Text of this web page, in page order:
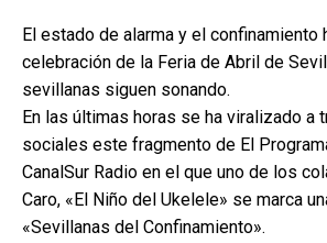
El estado de alarma y el confinamiento
celebración de la Feria de Abril de
sevillanas siguen sonando.
En las últimas horas se ha viralizado a
sociales este fragmento de El
CanalSur Radio en el que uno de los
Caro, «El Niño del Ukelele» se marca
«Sevillanas del Confinamiento».